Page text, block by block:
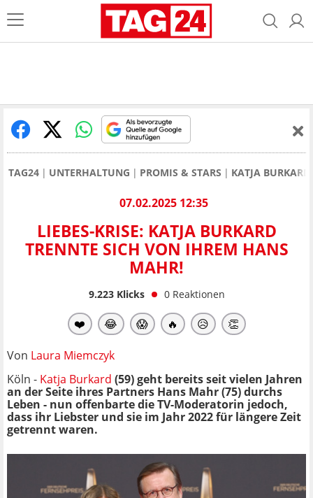
TAG24 UNTERHALTUNG PROMIS & STARS KATJA BURKARD
07.02.2025 12:35
LIEBES-KRISE: KATJA BURKARD
TRENNTE SICH VON IHREM HANS
MAHR!
9.223Klicks 0 Reaktionen
❤️ 😂 😱 🔥 😥 👏
Von Laura Miemczyk
Köln - Katja Burkard (59) geht bereits seit vielen Jahren
an der Seite ihres Partners Hans Mahr (75) durchs
Leben - nun offenbarte die TV-Moderatorin jedoch,
dass ihr Liebster und sie im Jahr 2022 für längere Zeit
getrennt waren.